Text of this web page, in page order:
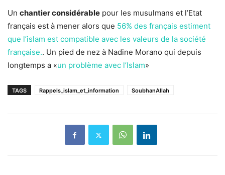
Un chantier considérable pour les musulmans et l’Etat
français est à mener alors que 56% des français estiment
que l’islam est compatible avec les valeurs de la société
française.. Un pied de nez à Nadine Morano qui depuis
longtemps a «un problème avec l’Islam»
TAGS Rappels_islam_et_information SoubhanAllah